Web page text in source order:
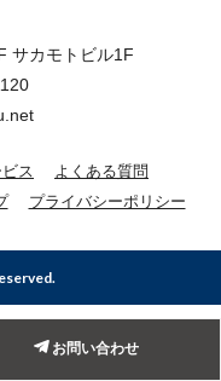
サカモトビル1F
ス
よくある質問
プライバシーポリシー
お問い合わせ